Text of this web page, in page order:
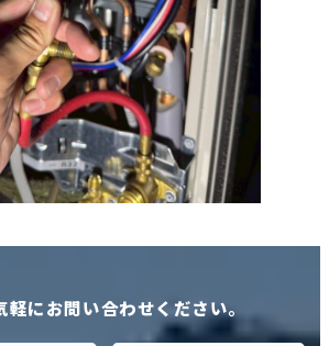
軽にお問い合わせください。